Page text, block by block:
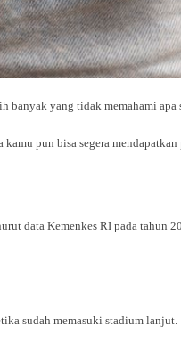
yang tidak memahami
pun bisa segera
data Kemenkes RI pada tahun
sudah memasuki stadium lanjut.